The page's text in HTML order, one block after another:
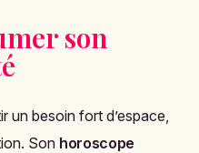
son
un besoin fort d’espace,
Son horoscope